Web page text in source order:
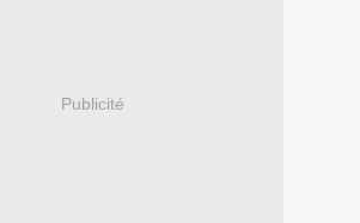
Publicité